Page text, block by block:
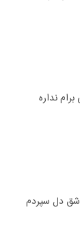
نداره
دل سپردم